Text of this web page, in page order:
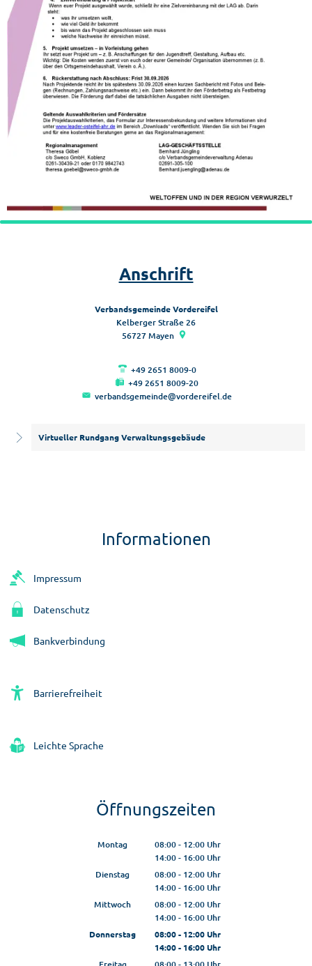
Anschrift
Verbandsgemeinde Vordereifel
Kelberger Straße 26
56727 Mayen
+49 2651 8009-0
+49 2651 8009-20
verbandsgemeinde@vordereifel.de
Virtueller Rundgang Verwaltungsgebäude
Informationen
Impressum
Datenschutz
Bankverbindung
Barrierefreiheit
Leichte Sprache
Öffnungszeiten
Montag 08:00- 12:00Uhr
Von 08:00 bis 12:00 Uhr
14:00- 16:00Uhr
Von 14:00 bis 16:00 Uhr
Dienstag 08:00- 12:00Uhr
Von 08:00 bis 12:00 Uhr
14:00- 16:00Uhr
Von 14:00 bis 16:00 Uhr
Mittwoch 08:00- 12:00Uhr
Von 08:00 bis 12:00 Uhr
14:00- 16:00Uhr
Von 14:00 bis 16:00 Uhr
Donnerstag 08:00- 12:00Uhr
Von 08:00 bis 12:00 Uhr
14:00- 16:00Uhr
Von 14:00 bis 16:00 Uhr